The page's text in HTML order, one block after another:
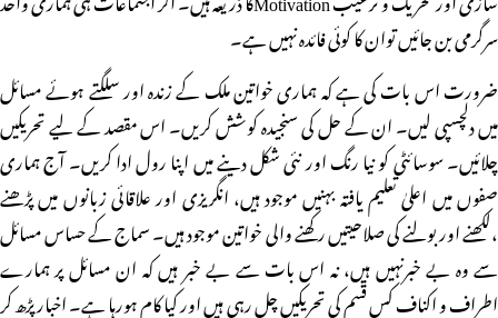
سرگرمی بن جائیں توان کا کوئی فائدہ نہیں ہے۔
ضرورت اس بات کی ہے کہ ہماری خواتین ملک کے زندہ اور سلگتے ہوئے مسائل
میں دلچسپی لیں۔ ان کے حل کی سنجیدہ کوشش کریں۔ اس مقصد کے لیے تحریکیں
چلائیں۔ سوسائٹی کو نیا رنگ اور نئی شکل دینے میں اپنا رول ادا کریں۔ آج ہماری
صفوں میں اعلیٰ تعلیم یافتہ بہنیں موجود ہیں، انگریزی اور علاقائی زبانوں میں پڑھنے
،لکھنے اور بولنے کی صلاحیتیں رکھنے والی خواتین موجود ہیں۔ سماج کے حساس مسائل
سے وہ بے خبرنہیں ہیں، نہ اس بات سے بے خبر ہیں کہ ان مسائل پر ہمارے
اطراف و اکناف کس قسم کی تحریکیں چل رہی ہیں اور کیا کام ہورہا ہے۔ اخبار پڑھ کر